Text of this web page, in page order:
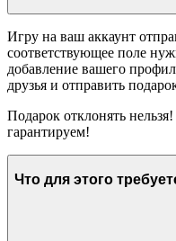
Игру на ваш аккаунт
соответствующее поле
добавление вашего
друзья и отправить
Подарок отклонять
гарантируем!
Что для этого